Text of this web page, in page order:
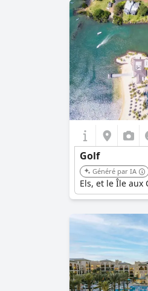
Golf
Généré par IA
Els, et le Île